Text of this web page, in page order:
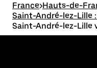
France>Hauts-de-
Saint-André-lez-Lille
Saint-André-lez-Lille